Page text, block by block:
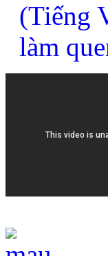
(Tiếng
làm